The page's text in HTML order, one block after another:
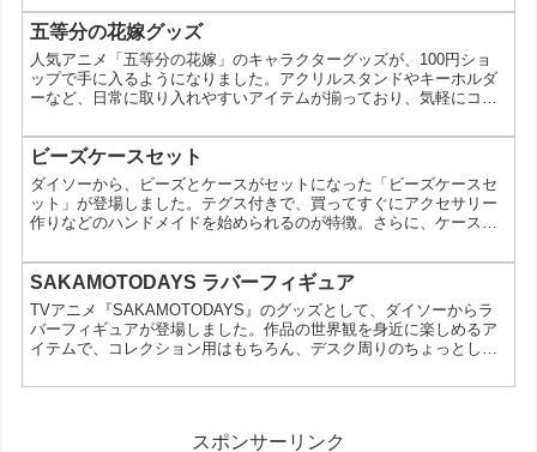
ったり。ラインナップや使い方、購入時のポイントまでまとめて紹
介します。 どんな商品？ラインナップをチェック 今回登場したの
は、日常使いしやすい定番グッズが中心。どれも税込110円で購入
できます。 アクリルキーホルダー（4582364523...
五等分の花嫁グッズ
人気アニメ「五等分の花嫁」のキャラクターグッズが、100円ショ
ップで手に入るようになりました。アクリルスタンドやキーホルダ
ーなど、日常に取り入れやすいアイテムが揃っており、気軽にコレ
い方や注意点とあわせて詳しく見ていきます。 五等分の花嫁グッズ
とは？ 今回登場したのは、「五等分の花嫁」のキャラクターたちを
デザインした雑貨アイテム。飾る・持ち歩く・貼るといった用途に
合わせて選べるラインナップになっています。価格帯は11...
ビーズケースセット
ダイソーから、ビーズとケースがセットになった「ビーズケースセ
ット」が登場しました。テグス付きで、買ってすぐにアクセサリー
作りなどのハンドメイドを始められるのが特徴。さらに、ケースに
すい設計です。ビーズを使い終わったあとは、小物収納として活用
できる点も注目されています。 ダイソーのビーズケースセットとは
この商品は、ビーズ・ケース・テグスがセットになったハンドメイ
ド向けアイテムです。ケースにビーズを収納した状態で使える...
SAKAMOTODAYS ラバーフィギュア
TVアニメ『SAKAMOTODAYS』のグッズとして、ダイソーからラ
バーフィギュアが登場しました。作品の世界観を身近に楽しめるア
イテムで、コレクション用はもちろん、デスク周りのちょっとした
ポイントや活用例もあわせて紹介します。SAKAMOTODAYSのラバ
ギュアです。商品情報として確認できるのは、JANコー...
スポンサーリンク